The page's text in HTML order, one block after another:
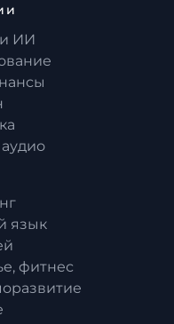
ИИ
язык
фитнес